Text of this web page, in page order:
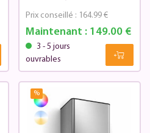
Maintenant : 149.00 €
Prix conseillé : 164.99 €
3 - 5 jours
ouvrables
%